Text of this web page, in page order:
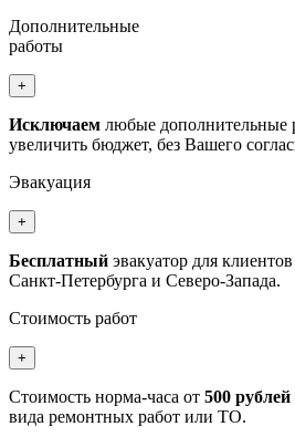
Дополнительные
работы
+
Исключаем любые дополнительные
увеличить бюджет, без Вашего
Эвакуация
+
Бесплатный эвакуатор для
Санкт-Петербурга и Северо-Запада.
Стоимость работ
+
Стоимость норма-часа от 500 рублей
вида ремонтных работ или ТО.